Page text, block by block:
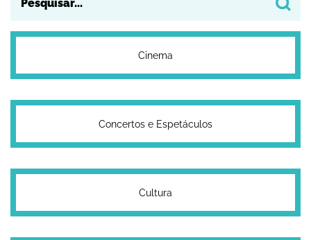
Cinema
Concertos e Espetáculos
Cultura